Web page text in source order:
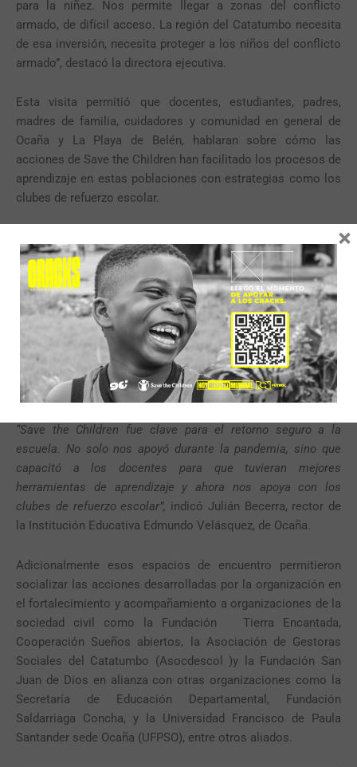
para la niñez. Nos permite llegar a zonas del conflicto
armado, de difícil acceso. La región del Catatumbo necesita
de esa inversión, necesita proteger a los niños del conflicto
armado”, destacó la directora ejecutiva.
Esta visita permitió que docentes, estudiantes, padres,
madres de familia, cuidadores y comunidad en general de
Ocaña y La Playa de Belén, hablaran sobre cómo las
acciones de Save the Children han facilitado los procesos de
aprendizaje en estas poblaciones con estrategias como los
clubes de refuerzo escolar.
“Este año recibimos niños para segundo grado que no sabían
aún leer y que incluso tenían problemas para agarrar el lápiz,
ellos vienen de cursar en sus casas primer grado y
preescolar y fue un reto gigante para ellos y para sus padres
y madres, por lo que los clubes de refuerzo escolar se
convirtieron en una herramienta muy útil para los estudiantes
y para nosotros como docentes”, aseguró, Lissy Galván,
docente de la Institución Fray José María Arévalo, en La
Playa de Belén.
“Save the Children fue clave para el retorno seguro a la
escuela. No solo nos apoyó durante la pandemia, sino que
capacitó a los docentes para que tuvieran mejores
herramientas de aprendizaje y ahora nos apoya con los
clubes de refuerzo escolar”, indicó Julián Becerra, rector de
la Institución Educativa Edmundo Velásquez, de Ocaña.
Adicionalmente esos espacios de encuentro permitieron
socializar las acciones desarrolladas por la organización en
el fortalecimiento y acompañamiento a organizaciones de la
sociedad civil como la Fundación Tierra Encantada,
Cooperación Sueños abiertos, la Asociación de Gestoras
Sociales del Catatumbo (Asocdescol )y la Fundación San
Juan de Dios en alianza con otras organizaciones como la
Secretaría de Educación Departamental, Fundación
Saldarriaga Concha, y la Universidad Francisco de Paula
Santander sede Ocaña (UFPSO), entre otros aliados.
×